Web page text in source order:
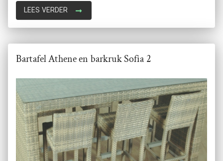
genieten in uw tuin, serre of veranda.
LEES VERDER
Bartafel Athene en barkruk Sofia 2